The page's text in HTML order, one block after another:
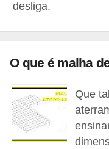
desliga.
O que é malha
Que
d
u
r
i
o
s